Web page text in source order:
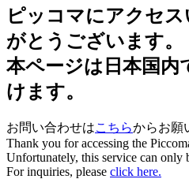
ピッコマにアクセ
がとうございます。
本ページは日本国内
けます。
お問い合わせはこちらからお願
Thank you for accessing the
Unfortunately, this service can only
For inquiries, please click here.